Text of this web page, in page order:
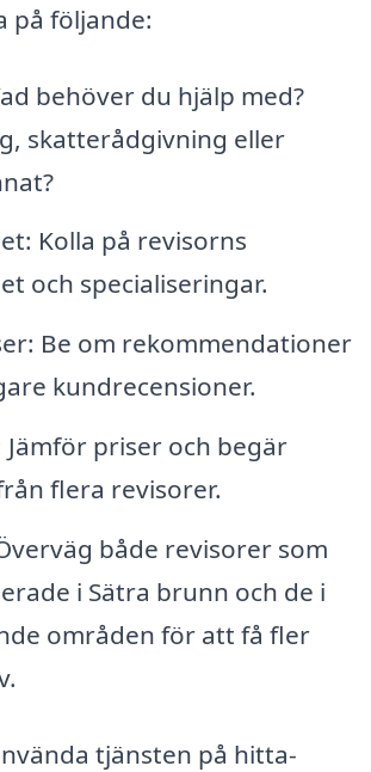
på följande:
behöver du hjälp med?
skatterådgivning eller
Kolla på revisorns
och specialiseringar.
Be om rekommendationer
kundrecensioner.
Jämför priser och begär
flera revisorer.
både revisorer som
i Sätra brunn och de i
områden för att få fler
tjänsten på hitta-